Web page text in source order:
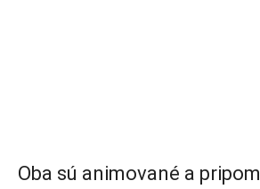
Oba sú animované a